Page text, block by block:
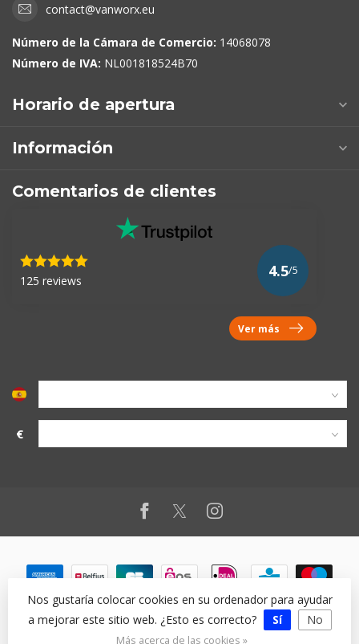
contact@vanworx.eu
Número de la Cámara de Comercio: 14068078
Número de IVA: NL001818524B70
Horario de apertura
Información
Comentarios de clientes
125 reviews
4.5/5
Ver más
€
© Copyright 2026
Nos gustaría colocar cookies en su ordenador para ayudar
a mejorar este sitio web. ¿Esto es correcto?
Sí No
Más acerca de las cookies »